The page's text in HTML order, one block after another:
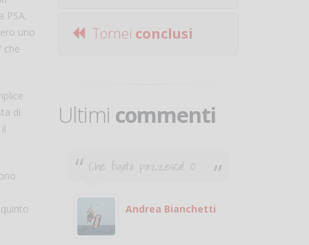
PSA.
uno
che
di
Tornei conclusi
Ultimi commenti
Che figata pazzesca! :O
Andrea Bianchetti